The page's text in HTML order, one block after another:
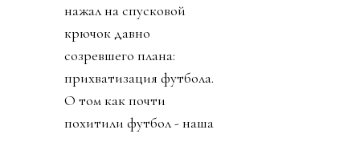
нажал на спусковой
крючок давно
созревшего плана:
прихватизация футбола.
О том как почти
похитили футбол - наша